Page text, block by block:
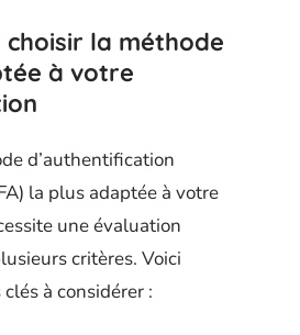
choisir la méthode
à votre
d’authentification
la plus adaptée à votre
une évaluation
critères. Voici
à considérer :